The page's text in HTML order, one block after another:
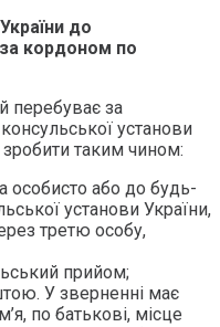
до
за кордоном по
перебуває за
установи
таким чином:
особисто або до будь-
установи України,
третю особу,
прийом;
У зверненні має
по батькові, місце